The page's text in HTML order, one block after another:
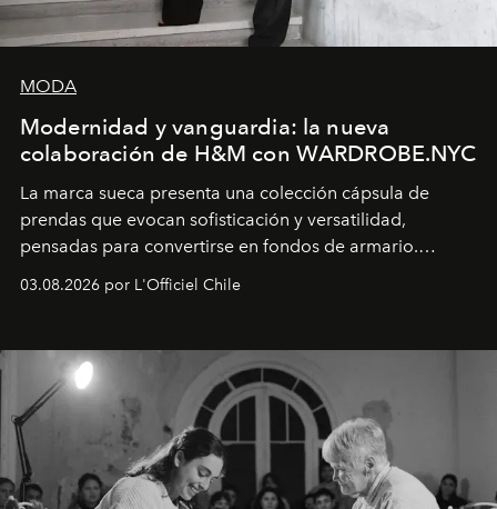
MODA
Modernidad y vanguardia: la nueva
colaboración de H&M con WARDROBE.NYC
La marca sueca presenta una colección cápsula de
prendas que evocan sofisticación y versatilidad,
pensadas para convertirse en fondos de armario.
Disponible en Chile desde el 6 de agosto.
03.08.2026 por L'Officiel Chile